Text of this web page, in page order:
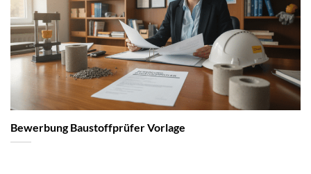
Bewerbung Baustoffprüfer Vorlage